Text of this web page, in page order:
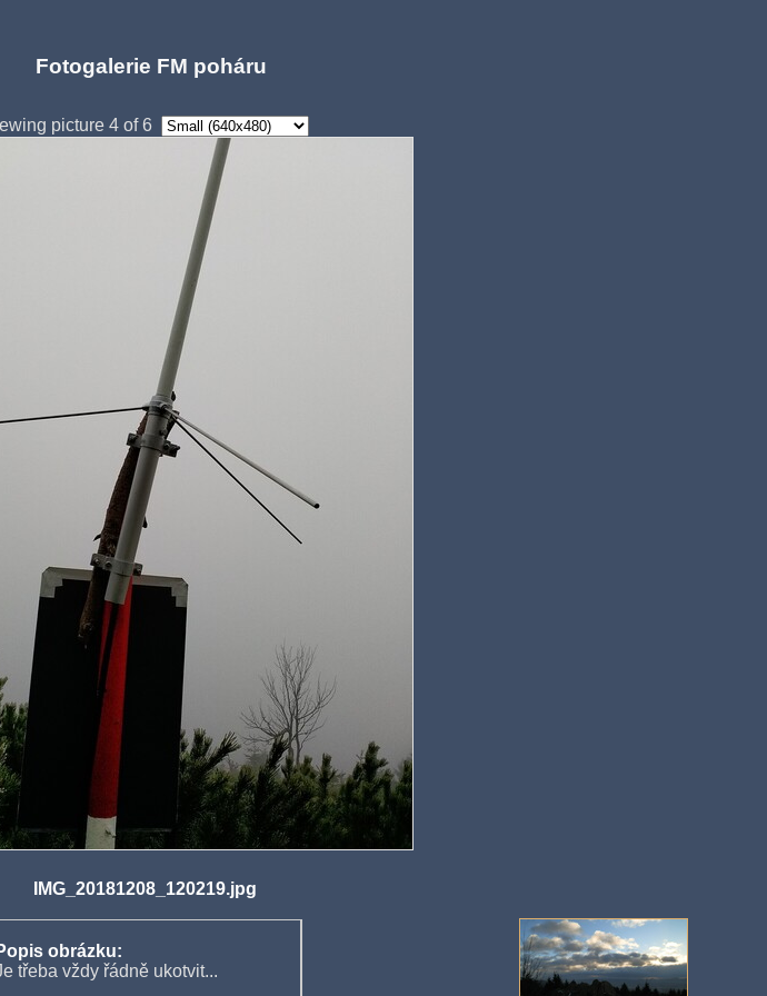
Fotogalerie FM poháru
picture 4 of 6
IMG_20181208_120219.jpg
obrázku:
třeba vždy řádně ukotvit...